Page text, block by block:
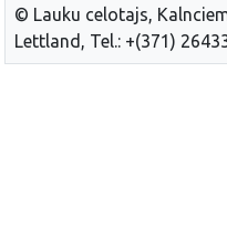
© Lauku celotajs,
Lettland, Tel.: +(371)